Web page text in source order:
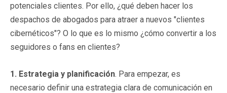
potenciales clientes. Por ello, ¿qué deben hacer los
despachos de abogados para atraer a nuevos "clientes
cibernéticos"? O lo que es lo mismo ¿cómo convertir a los
seguidores o fans en clientes?
1. Estrategia y planificación. Para empezar, es
necesario definir una estrategia clara de comunicación en